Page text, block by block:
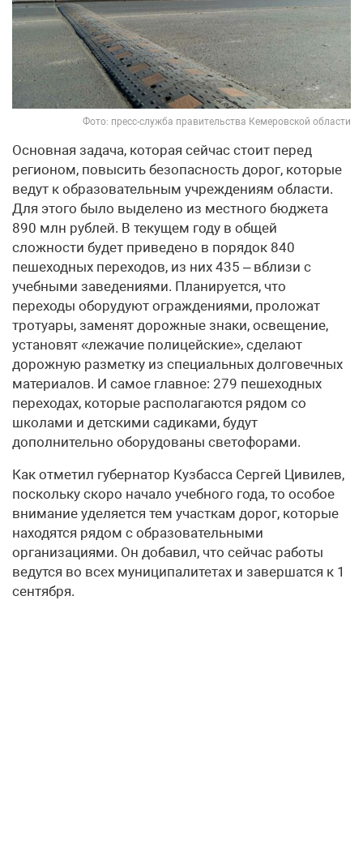
Фото: пресс-служба правительства Кемеровской области
Основная задача, которая сейчас стоит перед
регионом, повысить безопасность дорог, которые
ведут к образовательным учреждениям области.
Для этого было выделено из местного бюджета
890 млн рублей. В текущем году в общей
сложности будет приведено в порядок 840
пешеходных переходов, из них 435 – вблизи с
учебными заведениями. Планируется, что
переходы оборудуют ограждениями, проложат
тротуары, заменят дорожные знаки, освещение,
установят «лежачие полицейские», сделают
дорожную разметку из специальных долговечных
материалов. И самое главное: 279 пешеходных
переходах, которые располагаются рядом со
школами и детскими садиками, будут
дополнительно оборудованы светофорами.
Как отметил губернатор Кузбасса Сергей Цивилев,
поскольку скоро начало учебного года, то особое
внимание уделяется тем участкам дорог, которые
находятся рядом с образовательными
организациями. Он добавил, что сейчас работы
ведутся во всех муниципалитетах и завершатся к 1
сентября.